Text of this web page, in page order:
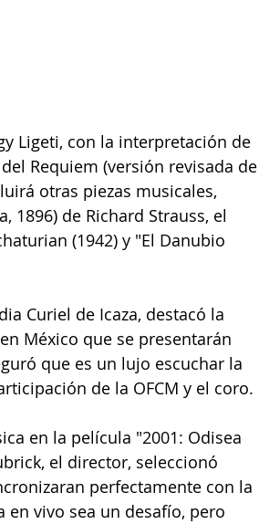
Requiem (versión revisada de
otras piezas musicales,
1896) de Richard Strauss, el
(1942) y "El Danubio
Curiel de Icaza, destacó la
México que se presentarán
que es un lujo escuchar la
de la OFCM y el coro.
en la película "2001: Odisea
el director, seleccionó
perfectamente con la
en vivo sea un desafío, pero